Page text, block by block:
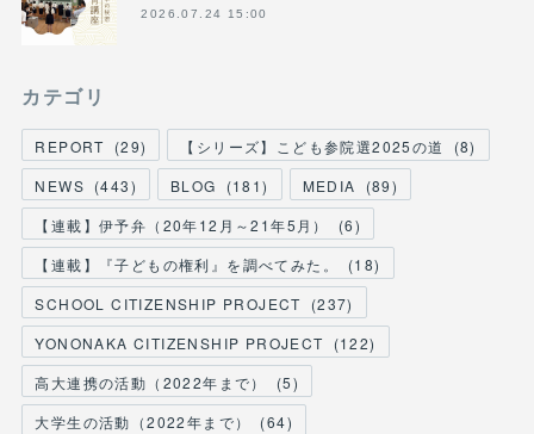
2026.07.24 15:00
カテゴリ
REPORT (29) 【シリーズ】こども参院選2025の道 (8)
NEWS (443) BLOG (181) MEDIA (89)
【連載】伊予弁（20年12月～21年5月）
(6)
【連載】『子どもの権利』を調べてみた。
(18)
SCHOOL CITIZENSHIP PROJECT
(237)
YONONAKA CITIZENSHIP PROJECT
(122)
高大連携の活動（2022年まで）
(5)
大学生の活動（2022年まで）
(64)